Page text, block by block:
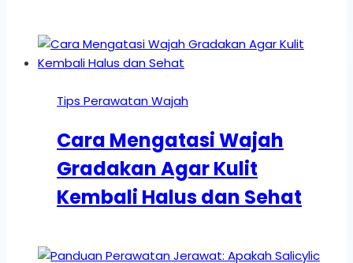
Tips Perawatan Wajah
Cara Mengatasi Wajah
Gradakan Agar Kulit
Kembali Halus dan Sehat